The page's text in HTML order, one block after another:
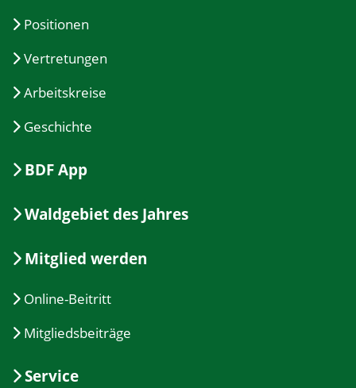
Positionen
Vertretungen
Arbeitskreise
Geschichte
BDF App
Waldgebiet des Jahres
Mitglied werden
Online-Beitritt
Mitgliedsbeiträge
Service